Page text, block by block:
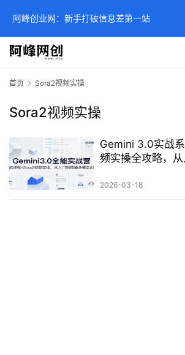
首页 Sora2视频实操
Sora2视频实操
Gemini 3.0实战
频实操全攻略，
2026-03-18
阿峰创业网：新手打破信息差第一站